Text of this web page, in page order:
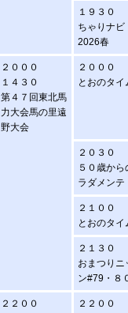
１９３０
ちゃりナビ
2026春
２０００
１４３０
第４７回東北馬
力大会馬の里遠
野大会
２０００
とおのタイ
２０３０
５０歳から
ラダメンテ
２１００
とおのタイ
２１３０
おまつりニ
ン#79・８
２２００ ２２００